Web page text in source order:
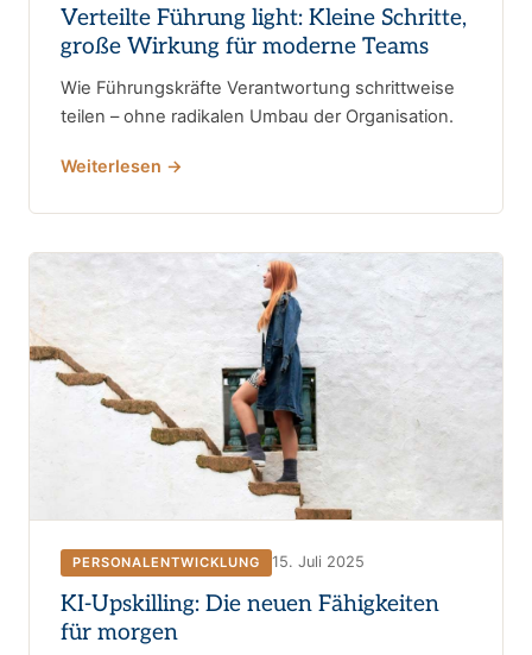
Verteilte Führung light: Kleine Schritte,
große Wirkung für moderne Teams
Wie Führungskräfte Verantwortung schrittweise
teilen – ohne radikalen Umbau der Organisation.
Weiterlesen →
PERSONALENTWICKLUNG 15. Juli 2025
KI-Upskilling: Die neuen Fähigkeiten
für morgen